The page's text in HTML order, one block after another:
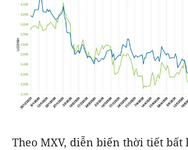
Theo MXV, diễn biến thời tiết